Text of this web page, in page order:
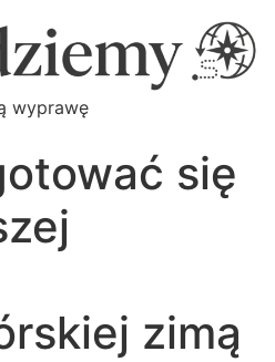
wyprawę
się
zimą